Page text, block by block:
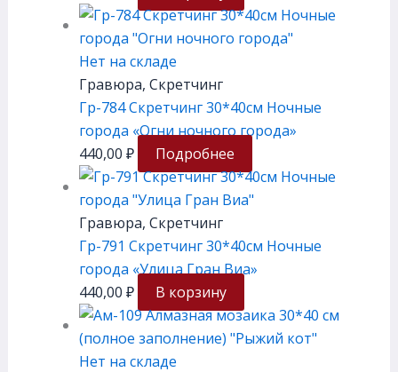
Нет на складе
Гравюра, Скретчинг
Гр-784 Скретчинг 30*40см Ночные
города «Огни ночного города»
440,00 ₽ Подробнее
Гравюра, Скретчинг
Гр-791 Скретчинг 30*40см Ночные
города «Улица Гран Виа»
440,00 ₽ В корзину
Нет на складе